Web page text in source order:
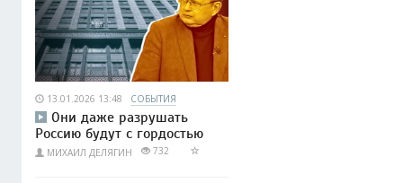
13.01.2026 13:48 СОБЫТИЯ
Они даже разрушать
Россию будут с гордостью
МИХАИЛ ДЕЛЯГИН 732